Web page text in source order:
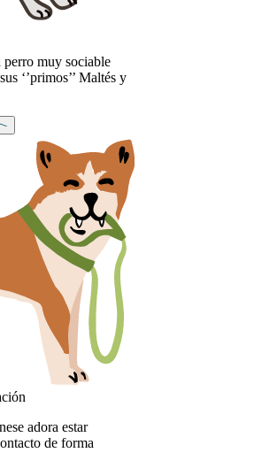
muy sociable
‘’primos’’ Maltés y
adora estar
de forma